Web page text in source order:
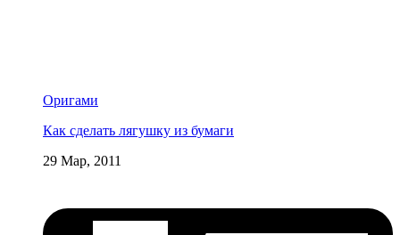
Оригами
Как сделать лягушку из бумаги
29 Мар, 2011